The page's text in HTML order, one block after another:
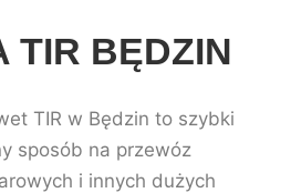
TIR BĘDZIN
TIR w Będzin to szybki
sposób na przewóz
i innych dużych